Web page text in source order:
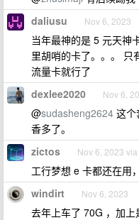
daliusu Nov 6, 2023
当年最神的是 5 元天神
里胡哨的卡了。。。 只
流量卡就行了
dexlee2020 Nov 6,
@sudasheng2624 这个
香多了。
zictos Nov 6, 2023
工行梦想 e 卡都还在用
windirt Nov 6, 2023
去年上车了 70G ，加